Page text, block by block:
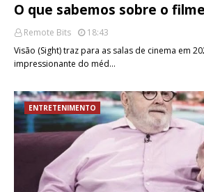
O que sabemos sobre o
Remote Bits
18:43
Visão (Sight) traz para as salas de cinema em
impressionante do méd…
ENTRETENIMENTO